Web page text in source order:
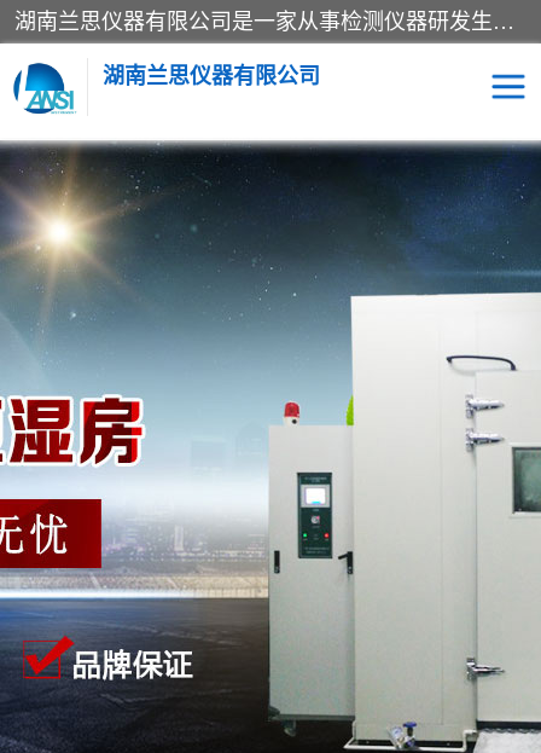
湖南兰思仪器有限公司是一家从事检测仪器研发生产销售和维修保养服务的综合型企业，产品符合国际标准可按需定制专业售前售后工程师，主要有门窗性能体验箱、门窗隔音展示箱、恒温恒湿试验箱、步入式恒温恒湿房、高低温试验箱、老化试验箱、老化试验房、恒温恒湿培养箱、水泥标准养护试验箱、电热鼓风干燥试验箱、真空干燥箱、工业烤箱、盐雾腐蚀试验箱等。
湖南兰思仪器有限公司
老化房 恒温恒湿试验箱
工业烘箱 门窗体验箱